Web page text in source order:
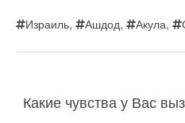
Израиль, Ашдод, Акула,
Какие чувства у Вас